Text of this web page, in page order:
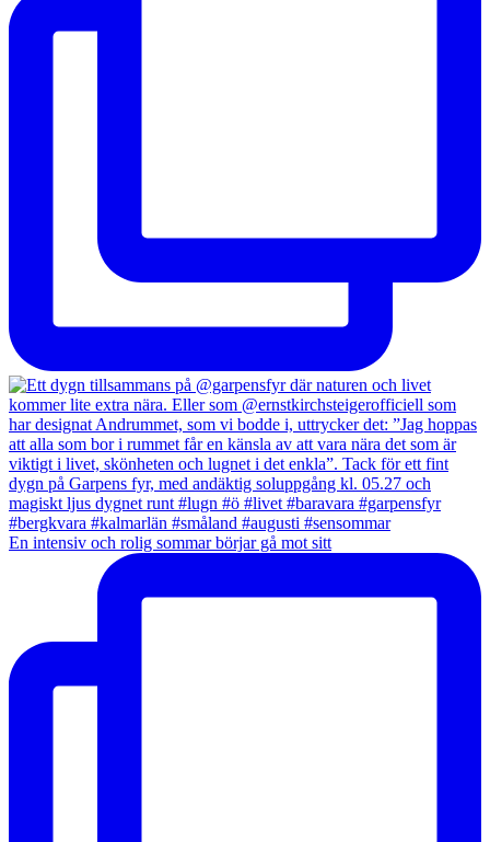
En intensiv och rolig sommar börjar gå mot sitt